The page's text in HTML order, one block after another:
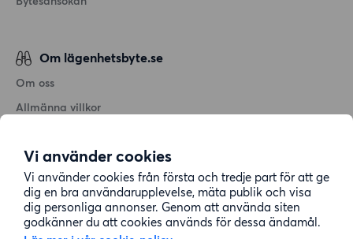
Vi använder cookies
Vi använder cookies från första och tredje part för att ge
dig en bra användarupplevelse, mäta publik och visa
dig personliga annonser. Genom att använda siten
godkänner du att cookies används för dessa ändamål.
Om lägenhetsbyte.se
Om oss
Allmänna villkor
Cookiepolicy
Sitemap